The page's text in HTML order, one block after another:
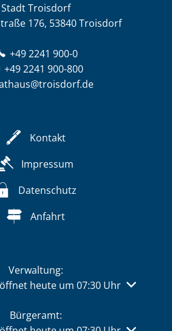
Stadt Troisdorf
176, 53840 Troisdorf
+49 2241 900-0
+49 2241 900-800
Kontakt
Impressum
Datenschutz
Anfahrt
Verwaltung:
Öffnungs- oder Schließzeiten
öffnet heute um 07:30 Uhr
Bürgeramt: